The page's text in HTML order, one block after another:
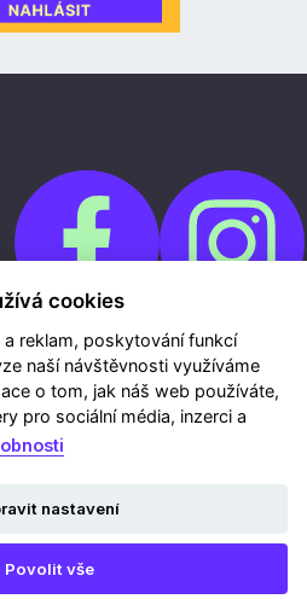
| RSS
cookies
reklam, poskytování funkcí
naší návštěvnosti využíváme
o tom, jak náš web používáte,
pro sociální média, inzerci a
nastavení
Povolit vše